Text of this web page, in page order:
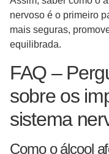
nervoso é o primeiro
mais seguras,
equilibrada.
FAQ –
sobre os
sistema
Como o álcool